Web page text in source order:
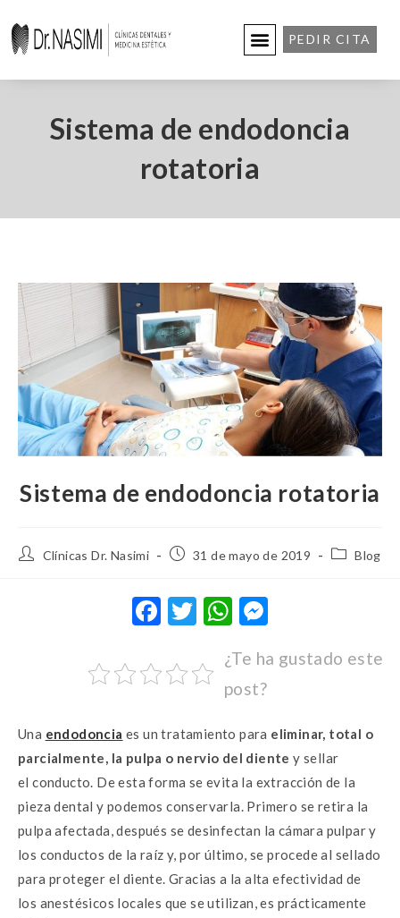
PEDIR CITA
Sistema de endodoncia
rotatoria
Sistema de endodoncia rotatoria
Clínicas Dr. Nasimi 31 de mayo de 2019 Blog
F
e
b
o
o
k
T
it
te
r
W
at
s
A
p
p
se
g
er
¿Te ha gustado este
post?
Una endodoncia es un tratamiento para eliminar, total o
parcialmente, la pulpa o nervio del diente y sellar
el conducto. De esta forma se evita la extracción de la
pieza dental y podemos conservarla. Primero se retira la
pulpa afectada, después se desinfectan la cámara pulpar y
los conductos de la raíz y, por último, se procede al sellado
para proteger el diente. Gracias a la alta efectividad de
los anestésicos locales que se utilizan, es prácticamente